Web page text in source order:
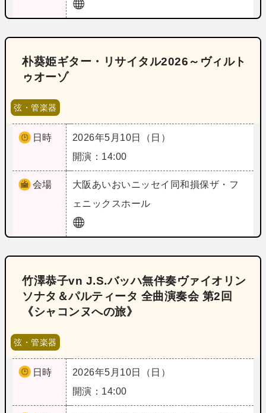
朴葵姫ギター・リサイタル2026～ヴィルト
ゥオーゾ
弦・管楽器
日時
2026年5月10日（日）
開演：14:00
会場 大阪 あいおいニッセイ同和損保ザ・フ
ェニックスホール
竹澤恭子vn J.S.バッハ無伴奏ヴァイオリン
ソナタ＆パルティータ 全曲演奏会 第2回
《シャコンヌへの旅》
弦・管楽器
日時
2026年5月10日（日）
開演：14:00